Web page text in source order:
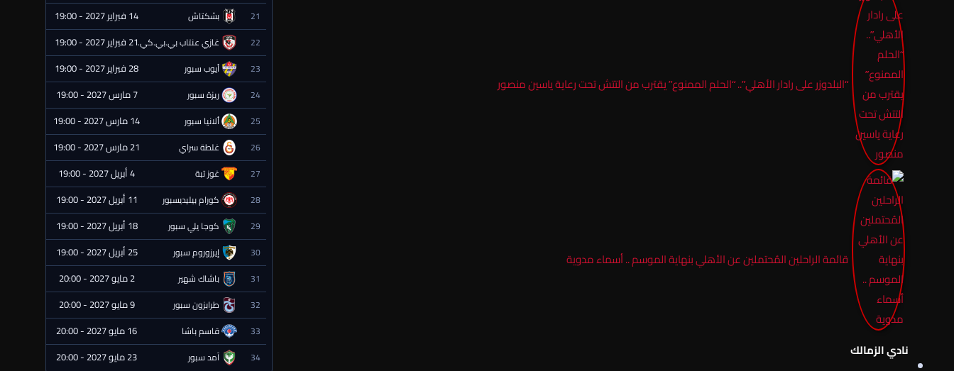
“البلدوزر على رادار الأهلي”.. “الحلم الممنوع” يقترب من التتش تحت رعاية ياسين منصور
قائمة الراحلين المُحتملين عن الأهلي بنهاية الموسم .. أسماء مدوية
نادي الزمالك
21 بشكتاش 14 فبراير 2027 - 19:00
22 غازي عنتاب بي.بي.كي.21 فبراير 2027 - 19:00
23 أيوب سبور 28 فبراير 2027 - 19:00
24 ريزة سبور 7 مارس 2027 - 19:00
25 ألانيا سبور 14 مارس 2027 - 19:00
26 غلطة سراي 21 مارس 2027 - 19:00
27 غوز تبة 4 أبريل 2027 - 19:00
28 كورام بيليديسبور 11 أبريل 2027 - 19:00
29 كوجا يلي سبور 18 أبريل 2027 - 19:00
30 إيرزوروم سبور 25 أبريل 2027 - 19:00
31 باشاك شهير 2 مايو 2027 - 20:00
32 طرابزون سبور 9 مايو 2027 - 20:00
33 قاسم باشا 16 مايو 2027 - 20:00
34 آمد سبور 23 مايو 2027 - 20:00